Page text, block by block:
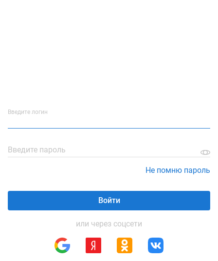
Введите логин
Введите пароль
Не помню пароль
Войти
или через соцсети